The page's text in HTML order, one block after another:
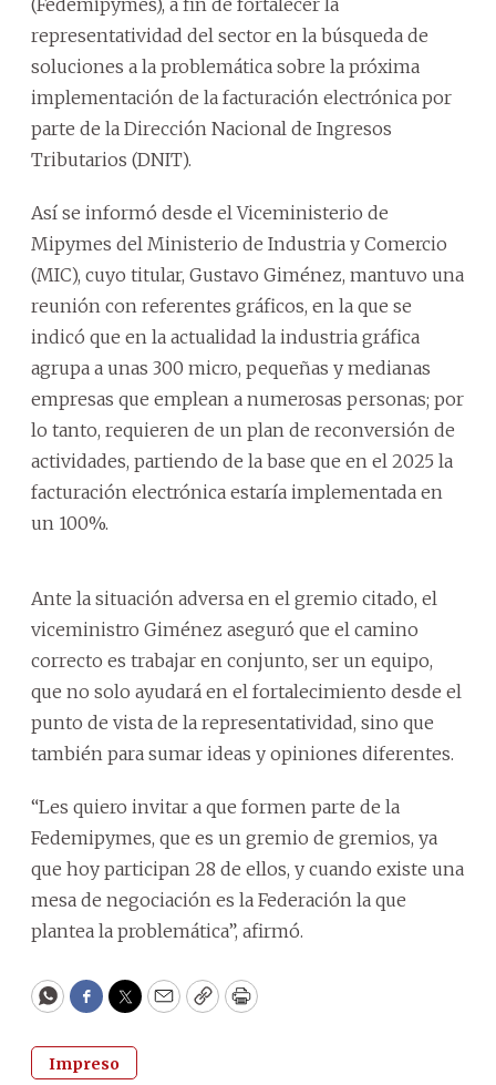
representatividad del sector en la búsqueda de
soluciones a la problemática sobre la próxima
implementación de la facturación electrónica por
parte de la Dirección Nacional de Ingresos
Tributarios (DNIT).
Así se informó desde el Viceministerio de
Mipymes del Ministerio de Industria y Comercio
(MIC), cuyo titular, Gustavo Giménez, mantuvo una
reunión con referentes gráficos, en la que se
indicó que en la actualidad la industria gráfica
agrupa a unas 300 micro, pequeñas y medianas
empresas que emplean a numerosas personas; por
lo tanto, requieren de un plan de reconversión de
actividades, partiendo de la base que en el 2025 la
facturación electrónica estaría implementada en
un 100%.
Ante la situación adversa en el gremio citado, el
viceministro Giménez aseguró que el camino
correcto es trabajar en conjunto, ser un equipo,
que no solo ayudará en el fortalecimiento desde el
punto de vista de la representatividad, sino que
también para sumar ideas y opiniones diferentes.
“Les quiero invitar a que formen parte de la
Fedemipymes, que es un gremio de gremios, ya
que hoy participan 28 de ellos, y cuando existe una
mesa de negociación es la Federación la que
plantea la problemática”, afirmó.
WhatsApp
Facebook
Twitter
EmailCopyPrint
Impreso